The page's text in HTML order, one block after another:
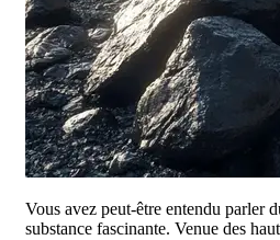
Vous avez peut-être entendu parler
substance fascinante. Venue des